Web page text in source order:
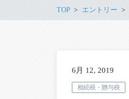
TOP エントリー
6月 12, 2019
相続税・贈与税